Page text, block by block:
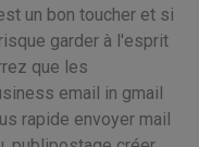
un bon toucher et si
garder à l'esprit
que les
email in gmail
rapide envoyer mail